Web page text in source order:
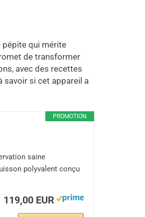
pépite qui mérite
de transformer
avec des recettes
savoir si cet appareil a
PROMOTION
saine
polyvalent conçu
119,00 EUR